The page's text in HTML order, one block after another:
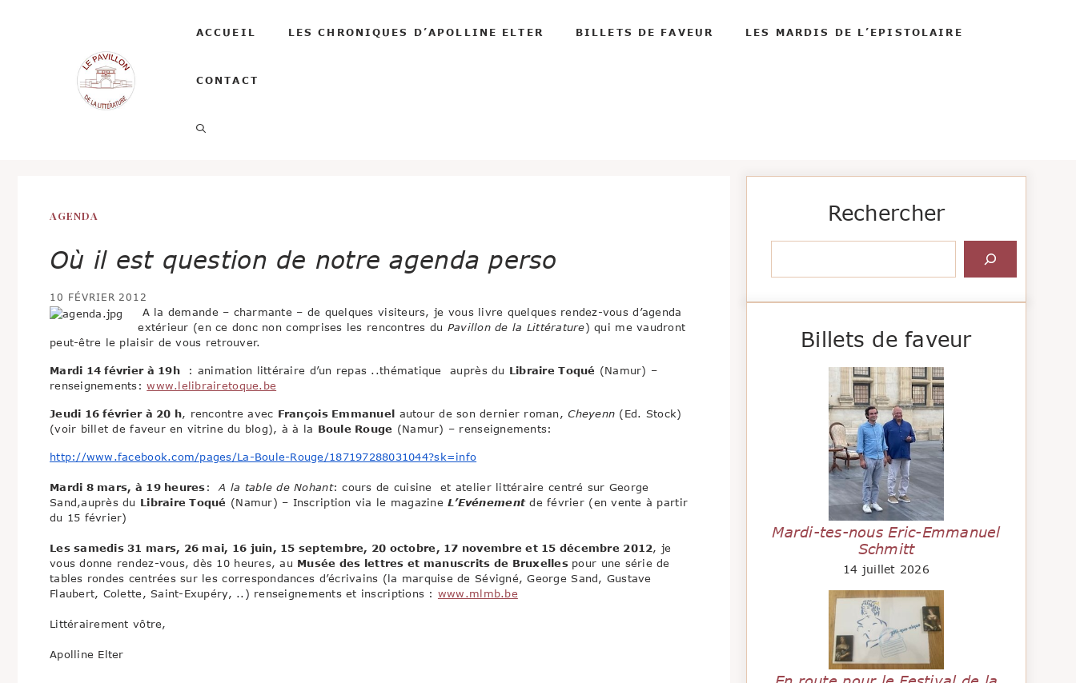
ACCUEIL LES CHRONIQUES D’APOLLINE ELTER BILLETS DE FAVEUR LES MARDIS DE L’EPISTOLAIRE
CONTACT
AGENDA
Où il est question de notre agenda perso
10 FÉVRIER 2012
A la demande – charmante – de quelques visiteurs, je vous livre quelques rendez-vous d’agenda
extérieur (en ce donc non comprises les rencontres du Pavillon de la Littérature) qui me vaudront
peut-être le plaisir de vous retrouver.
Mardi 14 février à 19h: animation littéraire d’un repas ..thématique auprès du Libraire Toqué (Namur) –
renseignements:www.lelibrairetoque.be
Jeudi 16 février à 20 h, rencontre avec François Emmanuel autour de son dernier roman,Cheyenn (Ed. Stock)
(voir billet de faveur en vitrine du blog), à à la Boule Rouge (Namur) – renseignements:
http://www.facebook.com/pages/La-Boule-Rouge/187197288031044?sk=info
Mardi 8 mars, à 19 heures:A la table de Nohant: cours de cuisine et atelier littéraire centré sur George
Sand,auprès du Libraire Toqué (Namur) – Inscription via le magazineL’Evénementde février (en vente à partir
du 15 février)
Les samedis 31 mars, 26 mai, 16 juin, 15 septembre, 20 octobre, 17 novembre et 15 décembre 2012, je
vous donne rendez-vous, dès 10 heures, au Musée des lettres et manuscrits de Bruxelles pour une série de
tables rondes centrées sur les correspondances d’écrivains (la marquise de Sévigné, George Sand, Gustave
Flaubert, Colette, Saint-Exupéry, ..) renseignements et inscriptions : www.mlmb.be
Littérairement vôtre,
Apolline Elter
Rechercher
Billets de faveur
Mardi-tes-nous Eric-Emmanuel
Schmitt
14 juillet 2026